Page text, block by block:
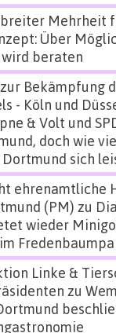
Mehrheit
Über
beraten
Bekämpfung
- Köln und
& Volt und
doch wie
Dortmund sich
ehrenamtliche
(PM) zu
wieder
Linke &
zu